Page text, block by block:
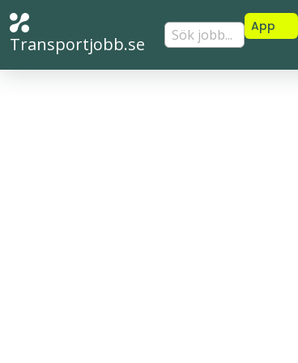
Transportjobb.se Sök jobb...
App